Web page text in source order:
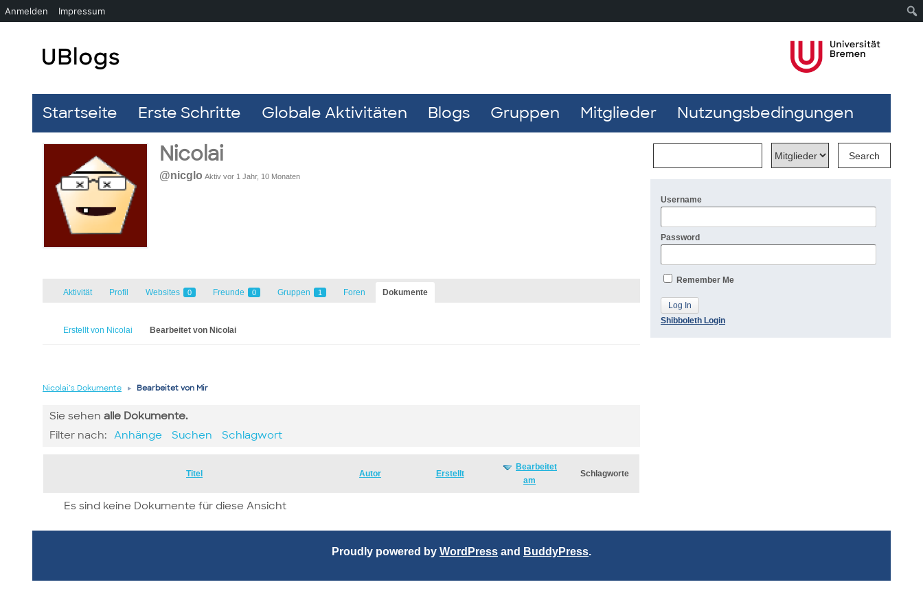
Startseite Erste Schritte Globale Aktivitäten Blogs Gruppen Mitglieder Nutzungsbedingungen
Nicolai
@nicglo Aktiv vor 1 Jahr, 10 Monaten
Aktivität Profil Websites 0 Freunde 0 Gruppen 1 Foren Dokumente
Erstellt von Nicolai Bearbeitet von Nicolai
Nicolai’s Dokumente ▸ Bearbeitet von Mir
Sie sehen alle Dokumente.
Filter nach: Anhänge Suchen Schlagwort
Titel Autor Erstellt
Bearbeitet
am
Schlagworte
Es sind keine Dokumente für diese Ansicht
Username
Password
Remember Me
Shibboleth Login
Proudly powered by WordPress and BuddyPress.
Anmelden Impressum